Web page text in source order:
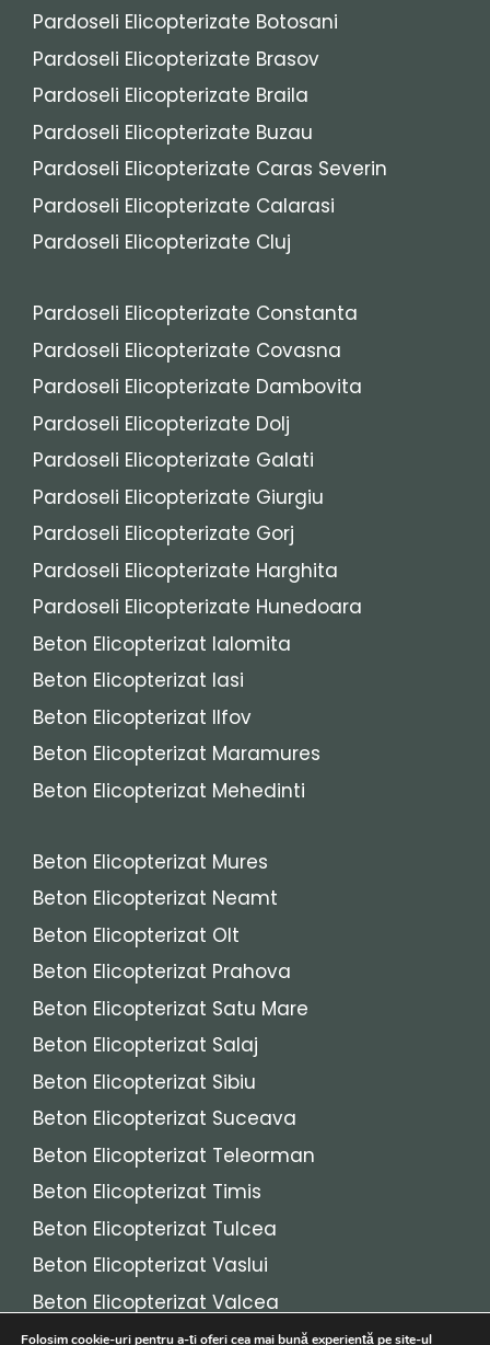
Pardoseli Elicopterizate Botosani
Pardoseli Elicopterizate Brasov
Pardoseli Elicopterizate Braila
Pardoseli Elicopterizate Buzau
Pardoseli Elicopterizate Caras Severin
Pardoseli Elicopterizate Calarasi
Pardoseli Elicopterizate Cluj
Pardoseli Elicopterizate Constanta
Pardoseli Elicopterizate Covasna
Pardoseli Elicopterizate Dambovita
Pardoseli Elicopterizate Dolj
Pardoseli Elicopterizate Galati
Pardoseli Elicopterizate Giurgiu
Pardoseli Elicopterizate Gorj
Pardoseli Elicopterizate Harghita
Pardoseli Elicopterizate Hunedoara
Beton Elicopterizat Ialomita
Beton Elicopterizat Iasi
Beton Elicopterizat Ilfov
Beton Elicopterizat Maramures
Beton Elicopterizat Mehedinti
Beton Elicopterizat Mures
Beton Elicopterizat Neamt
Beton Elicopterizat Olt
Beton Elicopterizat Prahova
Beton Elicopterizat Satu Mare
Beton Elicopterizat Salaj
Beton Elicopterizat Sibiu
Beton Elicopterizat Suceava
Beton Elicopterizat Teleorman
Beton Elicopterizat Timis
Beton Elicopterizat Tulcea
Beton Elicopterizat Vaslui
Beton Elicopterizat Valcea
Beton Elicopterizat Vrancea
Folosim cookie-uri pentru a-ți oferi cea mai bună experiență pe site-ul